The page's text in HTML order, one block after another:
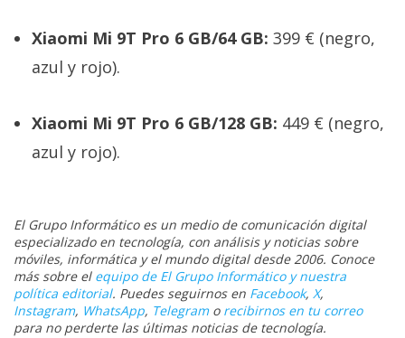
Xiaomi Mi 9T Pro 6 GB/64 GB: 399 € (negro,
azul y rojo).
Xiaomi Mi 9T Pro 6 GB/128 GB: 449 € (negro,
azul y rojo).
El Grupo Informático es un medio de comunicación digital
especializado en tecnología, con análisis y noticias sobre
móviles, informática y el mundo digital desde 2006. Conoce
más sobre el equipo de El Grupo Informático y nuestra
política editorial. Puedes seguirnos en Facebook, X,
Instagram, WhatsApp, Telegramo recibirnos en tu correo
para no perderte las últimas noticias de tecnología.